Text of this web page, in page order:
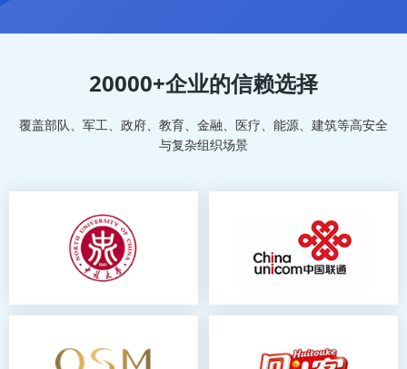
20000+企业的信赖选择
覆盖部队、军工、政府、教育、金融、医疗、能源、建筑等高安全
与复杂组织场景